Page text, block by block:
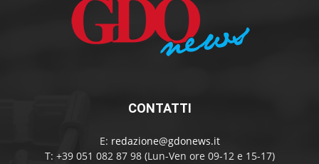
CONTATTI
E: redazione@gdonews.it
T: +39 051 082 87 98 (Lun-Ven ore 09-12 e 15-17)